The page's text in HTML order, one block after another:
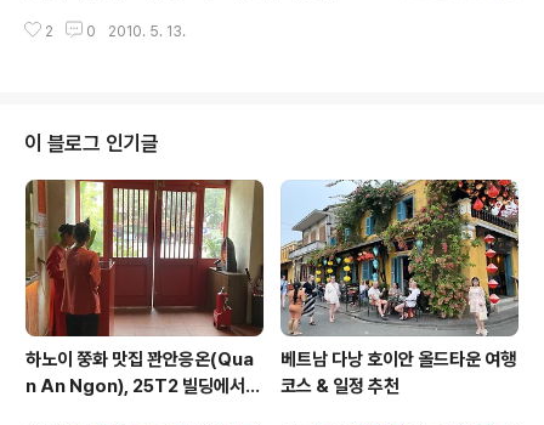
진 일이든간에 말이다. 일전에도 자국의 노르망디 상륙작
을 되뇌어보면 기업에서 매출이, 그리고 영업에서 매출이
평가하여 영업왕 등을 뽑고 심지어는 MDRT(Million Dol
lar Round Table)라는 일종의 명예의 전당을 만들어 놓
기도 하지요. 제가 있는 백화점도 마찬가지입니다. 가령 A
라는 브랜드가 S백화점, H백화점에서는 정상 신장인데 자
사에서만 유독 역신장일 경우에는 무언가 문제가 있는 거
겠죠. ..
2 0 2010. 5. 13.
이 블로그 인기글
하노이 쭝화 맛집 꽌안응온(Qua
n An Ngon), 25T2 빌딩에서
베트남 다낭 호이안 올드타운 여행
코스 & 일정 추천